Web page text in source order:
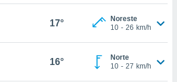
17°
Noreste
10 - 26 km/h
16°
Norte
10 - 27 km/h